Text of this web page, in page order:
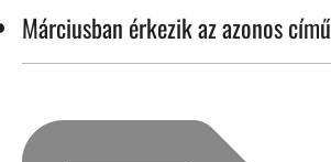
Márciusban érkezik az azonos